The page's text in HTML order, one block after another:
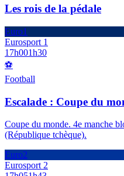
Les rois de la pédale
Euro1
Eurosport 1
17h001h30
⚽
Football
Escalade : Coupe du
Coupe du monde. 4e manche
(République tchèque).
Euro2
Eurosport 2